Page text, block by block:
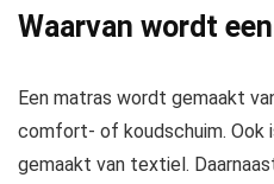
Waarvan wordt
Een matras wordt gemaakt
comfort- of koudschuim. Ook
gemaakt van textiel.